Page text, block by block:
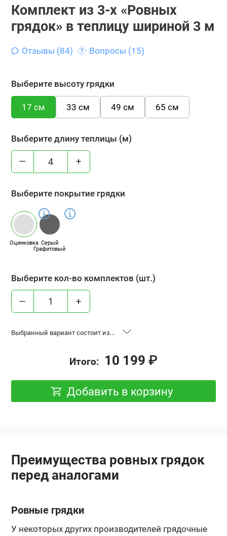
Комплект из 3-х «Ровных
грядок» в теплицу шириной 3 м
Отзывы (84) Вопросы (15)
Выберите высоту грядки
17 см 33 см 49 см 65 см
Выберите длину теплицы (м)
— +
Выберите покрытие грядки
Оцинковка Серый
Графитовый
Выберите кол-во комплектов (шт.)
— +
Выбранный вариант состоит из...
база 0.6x2 м, Оцинковка
«Ровные грядки», высота 17 см,
база 0.6x3 м, Оцинковка
1 шт.
Итого: 10 199 ₽
Добавить в корзину
Преимущества ровных грядок
перед аналогами
Ровные грядки
У некоторых других производителей грядочные